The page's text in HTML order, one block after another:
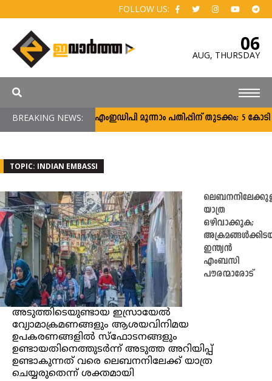
FOLLOW US:
06
AUG, THURSDAY
BREAKING NEWS:സി‌എംഇഡിപി മൂന്നാം പതിപ്പിന് തുടക്കം; 5 കോടി
TOPIC: INDIAN EMBASSI
യാത്ര
ഒഴിവാക്കുക;
ഇന്ത്യൻ
എംബസി
പൗരന്മാരോട്
അടുത്തിടെയുണ്ടായ ഇസ്രായേൽ
വ്യോമാക്രമണങ്ങളും ആശയവിനിമയ
ഉപകരണങ്ങളിൽ സ്‌ഫോടനങ്ങളും
ഉണ്ടായതിനെത്തുടർന്ന് അടുത്ത അറിയിപ്പ്
ഉണ്ടാകുന്നത് വരെ ലെബനനിലേക്ക് യാത്ര
ചെയ്യരുതെന്ന് ശക്തമായി